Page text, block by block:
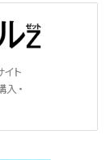
ト
・